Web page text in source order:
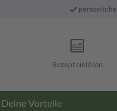
persönliche
Rezept einlösen
Deine Vorteile